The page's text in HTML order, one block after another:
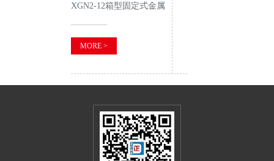
XGN2-12箱型固定式金属
封闭开关设备
MORE >